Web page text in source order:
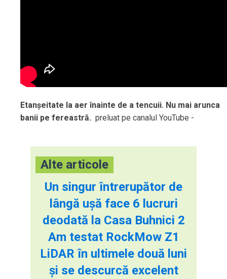
Etanșeitate la aer înainte de a tencuii. Nu mai arunca
banii pe fereastră. preluat pe canalul YouTube -
Alte articole
Un singur întrerupător de
lângă ușă face 6 lucruri
deodată la Casa Buhnici 2
Am testat RockMow Z1
LiDAR în ultimele două luni
și se descurcă excelent